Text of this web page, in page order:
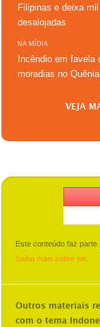
Filipinas e deixa
desalojadas
NA MÍDIA
Incêndio em favela
moradias no Quênia
VEJA
Este conteúdo faz parte
Saiba mais sobre ele
Outros materiais
com o tema